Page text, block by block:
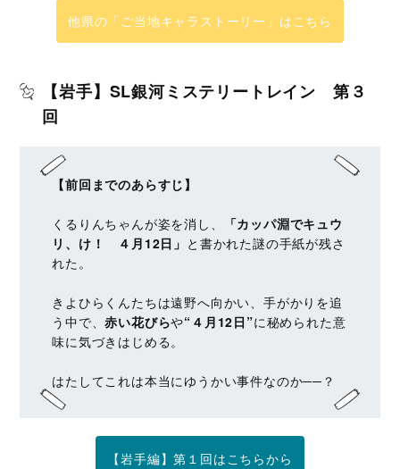
他県の「ご当地キャラストーリー」はこちら
【岩手】SL銀河ミステリートレイン 第３
回
【前回までのあらすじ】
くるりんちゃんが姿を消し、
「カッパ淵でキュウ
リ、け！ ４月12日」 と書かれた謎の手紙が残さ
れた。
きよひらくんたちは遠野へ向かい、手がかりを追
う中で、赤い花びらや“４月12日”に秘められた意
味に気づきはじめる。
はたしてこれは本当にゆうかい事件なのか──？
【岩手編】第１回はこちらから